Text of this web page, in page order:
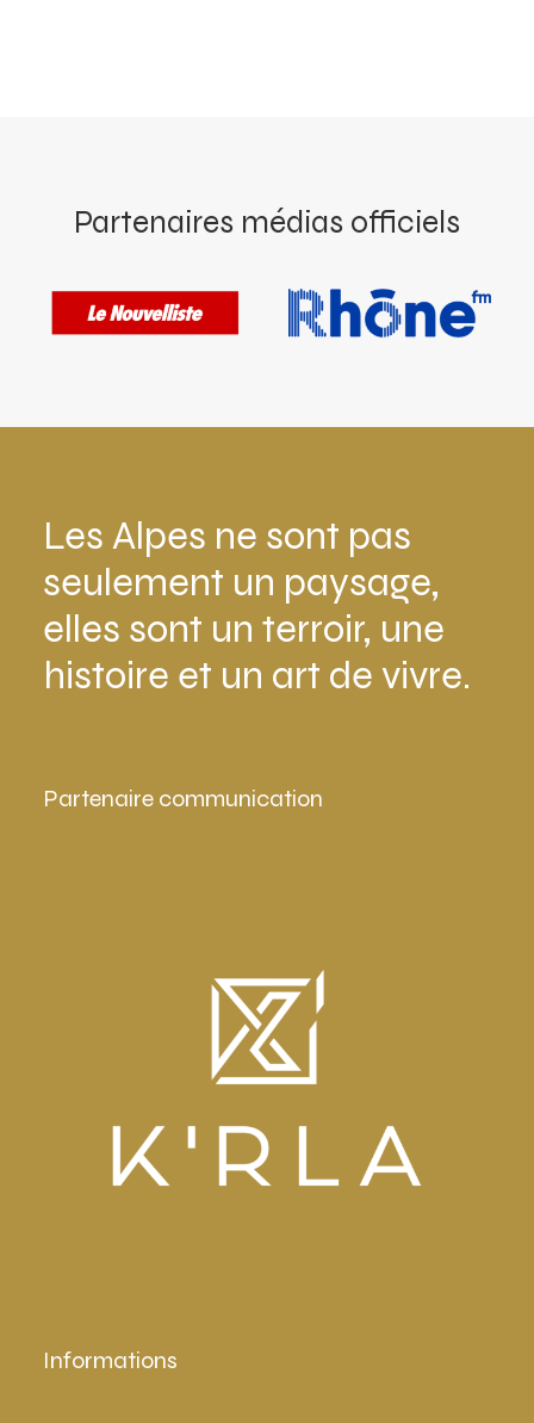
Partenaires médias officiels
Les Alpes ne sont pas
seulement un paysage,
elles sont un terroir, une
histoire et un art de vivre.
Partenaire communication
Informations